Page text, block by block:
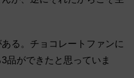
る。チョコレートファンに
品ができたと思っていま